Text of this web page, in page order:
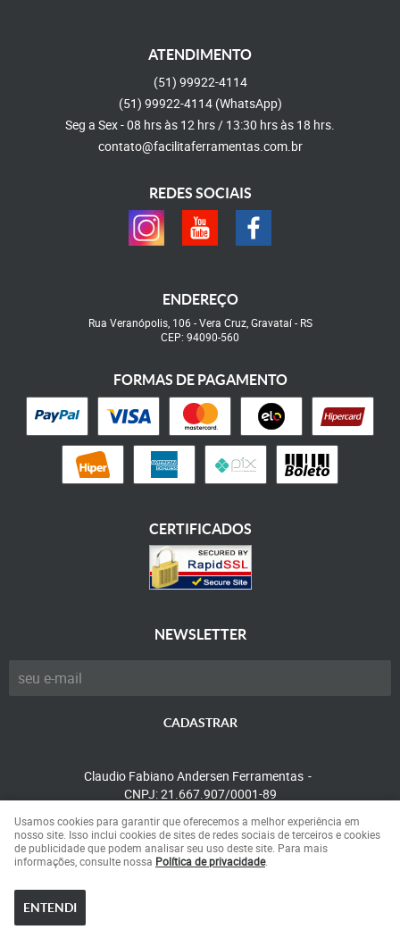
ATENDIMENTO
(51) 99922-4114
(51) 99922-4114 (WhatsApp)
Seg a Sex - 08 hrs às 12 hrs / 13:30 hrs às 18 hrs.
contato@facilitaferramentas.com.br
REDES SOCIAIS
ENDEREÇO
Rua Veranópolis, 106 -Vera Cruz, Gravataí- RS
CEP: 94090-560
FORMAS DE PAGAMENTO
CERTIFICADOS
NEWSLETTER
CADASTRAR
Claudio Fabiano Andersen Ferramentas
CNPJ: 21.667.907/0001-89
LOJA VIRTUAL CRIADA POR
Usamos cookies para garantir que oferecemos a melhor experiência em
nosso site. Isso inclui cookies de sites de redes sociais de terceiros e cookies
de publicidade que podem analisar seu uso deste site. Para mais
informações, consulte nossa Política de privacidade.
ENTENDI